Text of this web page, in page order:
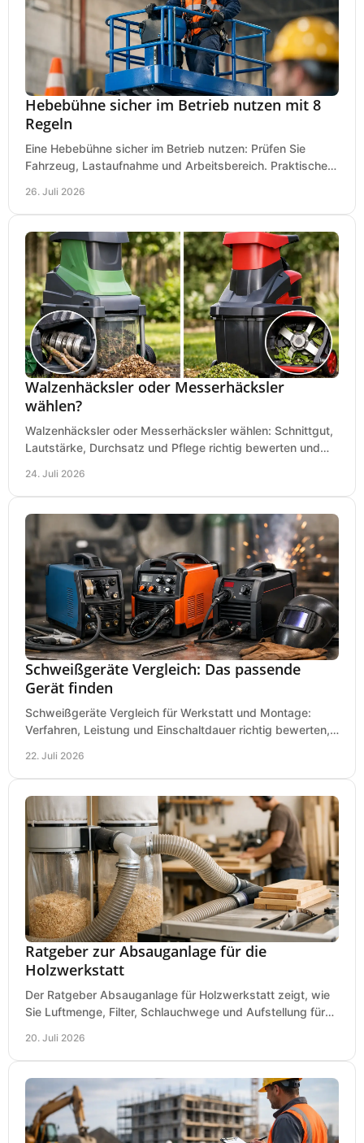
Hebebühne sicher im Betrieb nutzen mit 8
Regeln
Eine Hebebühne sicher im Betrieb nutzen: Prüfen Sie
Fahrzeug, Lastaufnahme und Arbeitsbereich. Praktische
26. Juli 2026
Walzenhäcksler oder Messerhäcksler
wählen?
Walzenhäcksler oder Messerhäcksler wählen: Schnittgut,
Lautstärke, Durchsatz und Pflege richtig bewerten und
24. Juli 2026
Schweißgeräte Vergleich: Das passende
Gerät finden
Schweißgeräte Vergleich für Werkstatt und Montage:
Verfahren, Leistung und Einschaltdauer richtig bewerten,
22. Juli 2026
Ratgeber zur Absauganlage für die
Holzwerkstatt
Der Ratgeber Absauganlage für Holzwerkstatt zeigt, wie
Sie Luftmenge, Filter, Schlauchwege und Aufstellung für
20. Juli 2026